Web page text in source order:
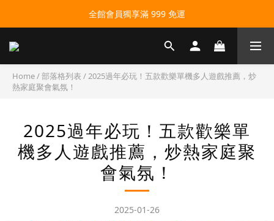
全館會員獨享滿 999 免運
Home/部落格列表 /2025過年必玩！五款歡樂單機多人遊戲推薦，炒
熱家庭聚會氣氛！
2025過年必玩！五款歡樂單
機多人遊戲推薦，炒熱家庭聚
會氣氛！
2025-01-26